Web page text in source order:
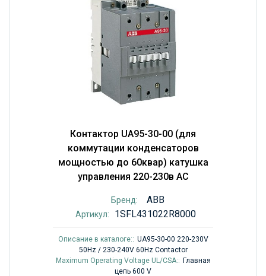
Контактор UA95-30-00 (для
коммутации конденсаторов
мощностью до 60квар) катушка
управления 220-230в AC
Бренд: ABB
Артикул: 1SFL431022R8000
Описание в каталоге:: UA95-30-00 220-230V
50Hz / 230-240V 60Hz Contactor
Maximum Operating Voltage UL/CSA:: Главная
цепь 600 V